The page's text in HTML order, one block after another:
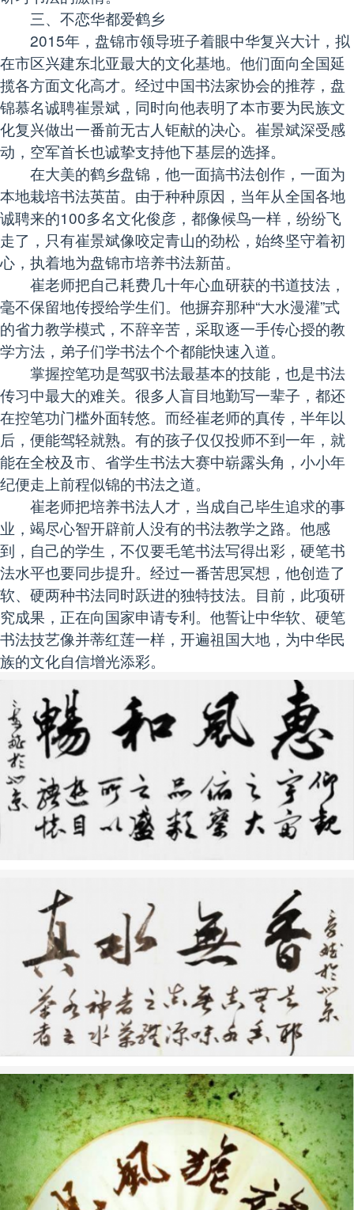
三、不恋华都爱鹤乡
2015年，盘锦市领导班子着眼中华复兴大计，拟
在市区兴建东北亚最大的文化基地。他们面向全国延
揽各方面文化高才。经过中国书法家协会的推荐，盘
锦慕名诚聘崔景斌，同时向他表明了本市要为民族文
化复兴做出一番前无古人钜献的决心。崔景斌深受感
动，空军首长也诚挚支持他下基层的选择。
在大美的鹤乡盘锦，他一面搞书法创作，一面为
本地栽培书法英苗。由于种种原因，当年从全国各地
诚聘来的100多名文化俊彦，都像候鸟一样，纷纷飞
走了，只有崔景斌像咬定青山的劲松，始终坚守着初
心，执着地为盘锦市培养书法新苗。
崔老师把自己耗费几十年心血研获的书道技法，
毫不保留地传授给学生们。他摒弃那种“大水漫灌”式
的省力教学模式，不辞辛苦，采取逐一手传心授的教
学方法，弟子们学书法个个都能快速入道。
掌握控笔功是驾驭书法最基本的技能，也是书法
传习中最大的难关。很多人盲目地勤写一辈子，都还
在控笔功门槛外面转悠。而经崔老师的真传，半年以
后，便能驾轻就熟。有的孩子仅仅投师不到一年，就
能在全校及市、省学生书法大赛中崭露头角，小小年
纪便走上前程似锦的书法之道。
崔老师把培养书法人才，当成自己毕生追求的事
业，竭尽心智开辟前人没有的书法教学之路。他感
到，自己的学生，不仅要毛笔书法写得出彩，硬笔书
法水平也要同步提升。经过一番苦思冥想，他创造了
软、硬两种书法同时跃进的独特技法。目前，此项研
究成果，正在向国家申请专利。他誓让中华软、硬笔
书法技艺像并蒂红莲一样，开遍祖国大地，为中华民
族的文化自信增光添彩。